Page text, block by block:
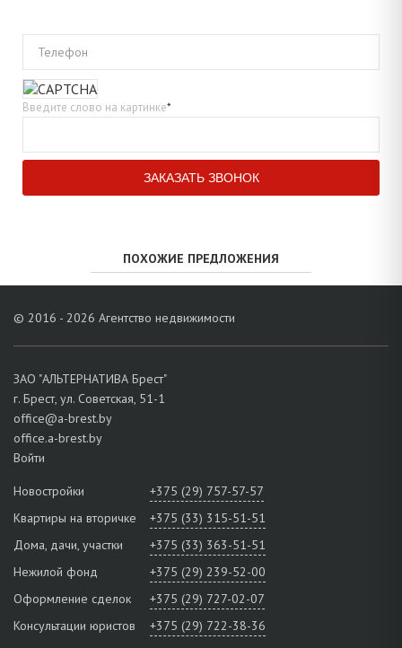
Телефон
Введите слово на картинке*
ПОХОЖИЕ ПРЕДЛОЖЕНИЯ
© 2016 - 2026 Агентство недвижимости
ЗАО "АЛЬТЕРНАТИВА Брест"
г. Брест, ул. Советская, 51-1
office@a-brest.by
office.a-brest.by
Войти
Новостройки
+375 (29) 757-57-57
Квартиры на вторичке
+375 (33) 315-51-51
Дома, дачи, участки
+375 (33) 363-51-51
Нежилой фонд
+375 (29) 239-52-00
Оформление сделок
+375 (29) 727-02-07
Консультации юристов
+375 (29) 722-38-36